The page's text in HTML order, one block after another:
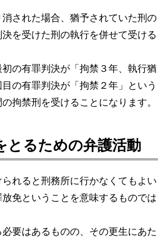
された場合、猶予されていた刑の
を受けた刑の執行を併せて受ける
の有罪判決が「拘禁３年、執行猶
の有罪判決が「拘禁２年」という
拘禁刑を受けることになります。
るための弁護活動
れると刑務所に行かなくてもよい
免ということを意味するものでは
要はあるものの、その更生にあた